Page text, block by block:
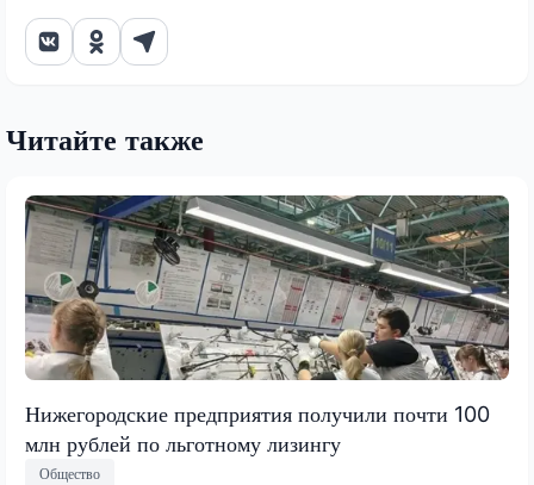
Читайте также
Нижегородские предприятия получили почти 100
млн рублей по льготному лизингу
Общество